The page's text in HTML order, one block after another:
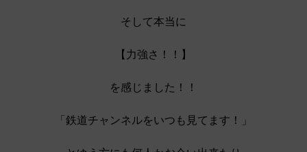
そして本当に
【力強さ！！】
を感じました！！
「鉄道チャンネルをいつも見てます！」